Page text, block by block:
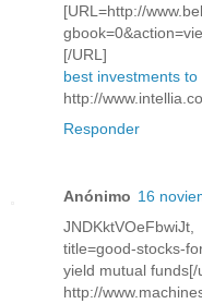
[URL=http://
[/URL]
best investments to
http://
Responder
Anónimo 16
title=good-stocks-
yield mutual funds[/
http://